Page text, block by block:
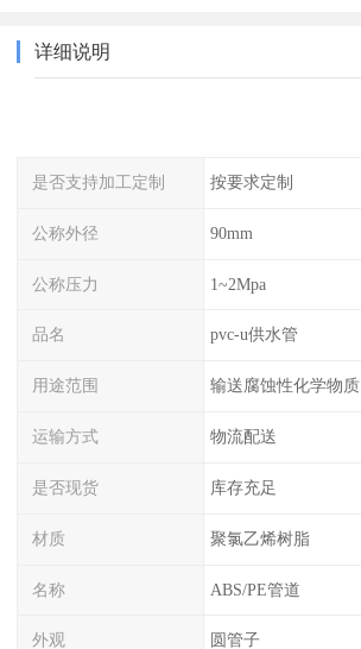
详细说明
是否支持加工定制 按要求定制
公称外径 90mm
公称压力 1~2Mpa
品名 pvc-u供水管
用途范围 输送腐蚀性化学物质
运输方式 物流配送
是否现货 库存充足
材质 聚氯乙烯树脂
名称 ABS/PE管道
外观 圆管子